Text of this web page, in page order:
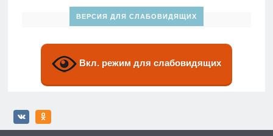
ВЕРСИЯ ДЛЯ СЛАБОВИДЯЩИХ
Вкл. режим для слабовидящих